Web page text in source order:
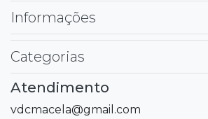
Informações
Categorias
Atendimento
vdcmacela@gmail.com